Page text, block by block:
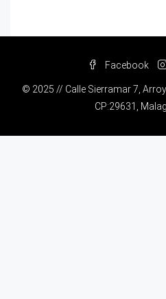
Facebook
© 2025 // Calle Sierramar 7,
CP:29631,